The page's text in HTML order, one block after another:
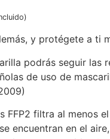
y protégete a ti
podrás seguir las
de uso de
FFP2 filtra al menos
encuentran en el